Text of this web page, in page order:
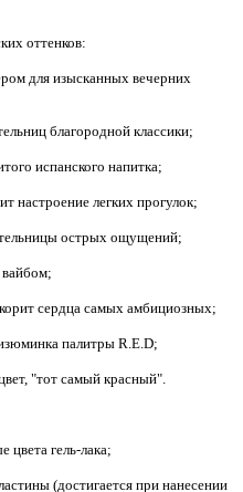
оттенков:
для изысканных вечерних
благородной классики;
испанского напитка;
настроение легких прогулок;
острых ощущений;
сердца самых амбициозных;
палитры R.E.D;
"тот самый красный".
гель-лака;
(достигается при нанесении